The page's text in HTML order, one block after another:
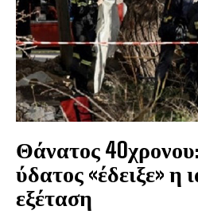
Θάνατος
ύδατος «έδειξε» η
εξέταση